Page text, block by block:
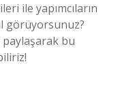
ile yapımcıların
görüyorsunuz?
bu